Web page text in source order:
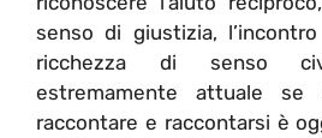
senso di giustizia,
ricchezza di senso
estremamente attuale se
raccontare e raccontarsi è